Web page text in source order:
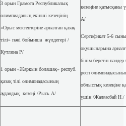
3 орын Грамота Республикалық
олимпиаданың екінші кезеңінің
«Орыс мектептеріне арналған қазақ
тілі» пәні бойынша жүлдегері /
Кутлина Р/
1 орын «Жарқын болашақ» респуб.
қазақ тілі олимпиадасының
аудандық кезеңі /Рысь А/
кезеңіне қатысқаны
А/
Сертификат 5-6
оқушыларына
білім беретін
респ олимпиадасының
облыстық кезеңіне
үшін /Жалғасбай Н./